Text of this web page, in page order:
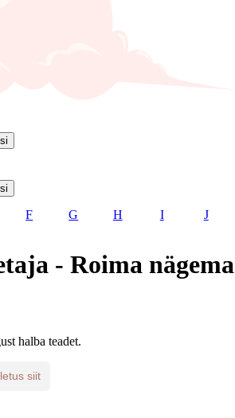
F G H I J
- Roima nägema
halba teadet.
siit